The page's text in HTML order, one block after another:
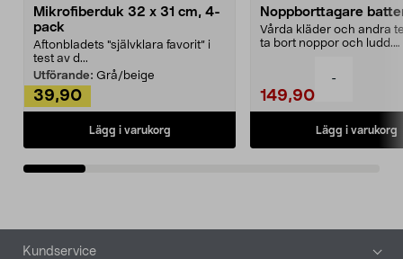
-
Mikrofiberduk 32 x 31 cm, 4-
pack
Aftonbladets "självklara favorit” i
test av d...
Utförande: Grå/beige
39,90
Lägg i varukorg
Noppborttagare
Vårda kläder och andra
ta bort noppor och ludd.
149,90
Lägg i varukorg
Sidfot
Kundservice